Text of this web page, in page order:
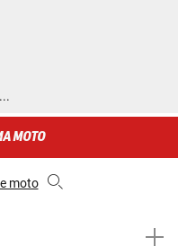
MOTO
moto